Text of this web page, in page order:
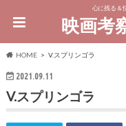
心に残る＆
映画考
HOME V.スプリンゴラ
2021.09.11
V.スプリンゴラ